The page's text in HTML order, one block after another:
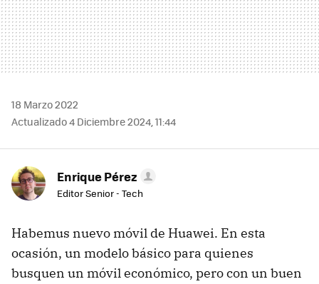
18 Marzo 2022
Actualizado 4 Diciembre 2024, 11:44
Enrique Pérez
Editor Senior - Tech
Habemus nuevo móvil de Huawei. En esta
ocasión, un modelo básico para quienes
busquen un móvil económico, pero con un buen